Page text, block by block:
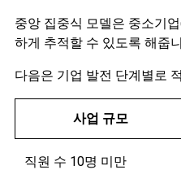
중앙 집중식 모델은 중소기
하게 추적할 수 있도록 해줍
다음은 기업 발전 단계별로
사업 규모
직원 수 10명 미만